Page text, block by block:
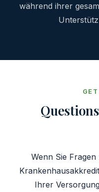
während ihrer
Wenn Sie
Ihrer